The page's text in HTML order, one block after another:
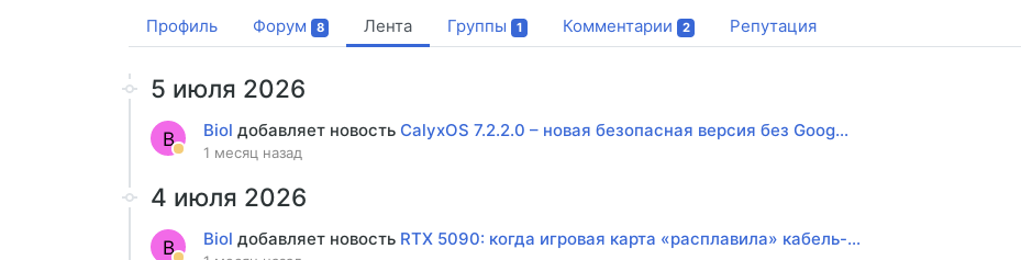
Профиль Форум 8 Лента Группы 1 Комментарии 2 Репутация
5 июля 2026
B Biol добавляет новость CalyxOS 7.2.2.0 – новая безопасная версия без Goog...
1 месяц назад
4 июля 2026
B Biol добавляет новость RTX 5090: когда игровая карта «расплавила» кабель-...